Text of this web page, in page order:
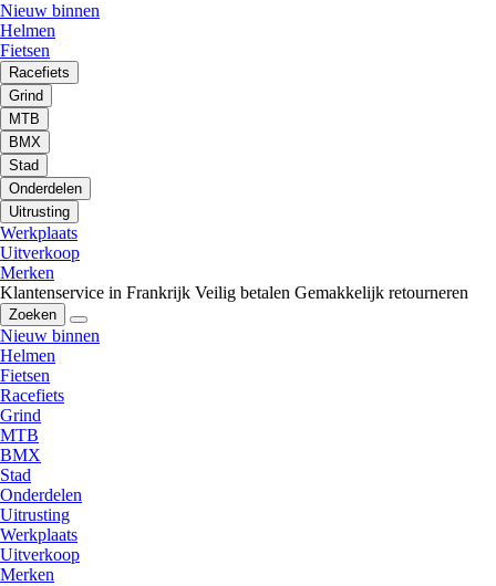
Nieuw binnen
Helmen
Fietsen
Racefiets
Grind
MTB
BMX
Stad
Onderdelen
Uitrusting
Werkplaats
Uitverkoop
Merken
Klantenservice in Frankrijk Veilig betalen Gemakkelijk retourneren
Zoeken
Nieuw binnen
Helmen
Fietsen
Racefiets
Grind
MTB
BMX
Stad
Onderdelen
Uitrusting
Werkplaats
Uitverkoop
Merken